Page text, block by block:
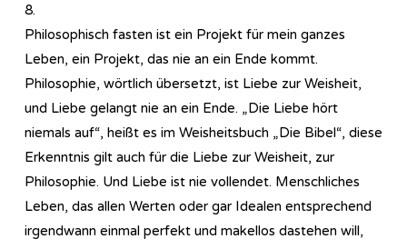
8.
Philosophisch fasten ist ein Projekt für mein ganzes
Leben, ein Projekt, das nie an ein Ende kommt.
Philosophie, wörtlich übersetzt, ist Liebe zur Weisheit,
und Liebe gelangt nie an ein Ende. „Die Liebe hört
niemals auf“, heißt es im Weisheitsbuch „Die Bibel“, diese
Erkenntnis gilt auch für die Liebe zur Weisheit, zur
Philosophie. Und Liebe ist nie vollendet. Menschliches
Leben, das allen Werten oder gar Idealen entsprechend
irgendwann einmal perfekt und makellos dastehen will,